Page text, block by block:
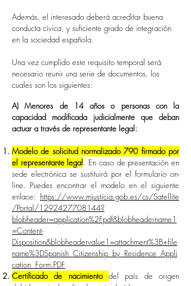
Además, el interesado deberá acreditar buena
conducta cívica, y suficiente grado de integración
en la sociedad española.
Una vez cumplido este requisito temporal será
necesario reunir una serie de documentos, los
cuales son los siguientes:
A) Menores de 14 años o personas con la
capacidad modificada judicialmente que deban
actuar a través de representante legal:
Modelo de solicitud normalizado 790 firmado por
el representante legal. En caso de presentación en
sede electrónica se sustituirá por el formulario on-
line. Puedes encontrar el modelo en el siguiente
enlace: https://www.mjusticia.gob.es/cs/Satellite
/Portal/1292427708144?
blobheader=application%2Fpdf&blobheadername1
=Content-
Disposition&blobheadervalue1=attachment%3B+file
name%3DSpanish_Citizenship_by_Residence_Appli
cation_Form.PDF
Certificado de nacimiento del país de origen